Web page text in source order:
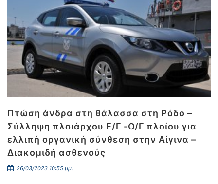
Πτώση άνδρα στη θάλασσα στη Ρόδο –
Σύλληψη πλοιάρχου Ε/Γ -Ο/Γ πλοίου για
ελλιπή οργανική σύνθεση στην Αίγινα –
Διακομιδή ασθενούς
26/03/2023 10:55 μμ.